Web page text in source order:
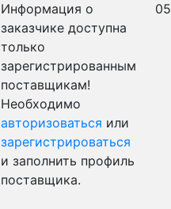
Информация о
заказчике доступна
только
зарегистрированным
поставщикам!
Необходимо
авторизоваться или
зарегистрироваться
и заполнить профиль
поставщика.